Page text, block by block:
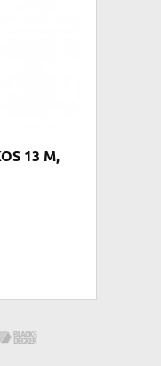
13 M,